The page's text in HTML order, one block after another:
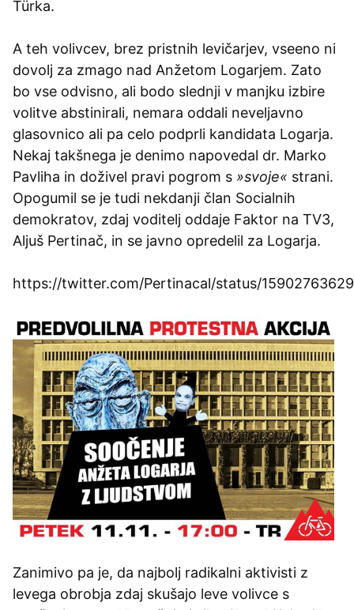
Türka.
A teh volivcev, brez pristnih levičarjev, vseeno ni
dovolj za zmago nad Anžetom Logarjem. Zato
bo vse odvisno, ali bodo slednji v manjku izbire
volitve abstinirali, nemara oddali neveljavno
glasovnico ali pa celo podprli kandidata Logarja.
Nekaj takšnega je denimo napovedal dr. Marko
Pavliha in doživel pravi pogrom s »svoje« strani.
Opogumil se je tudi nekdanji član Socialnih
demokratov, zdaj voditelj oddaje Faktor na TV3,
Aljuš Pertinač, in se javno opredelil za Logarja.
https://twitter.com/Pertinacal/status/
Zanimivo pa je, da najbolj radikalni aktivisti z
levega obrobja zdaj skušajo leve volivce s